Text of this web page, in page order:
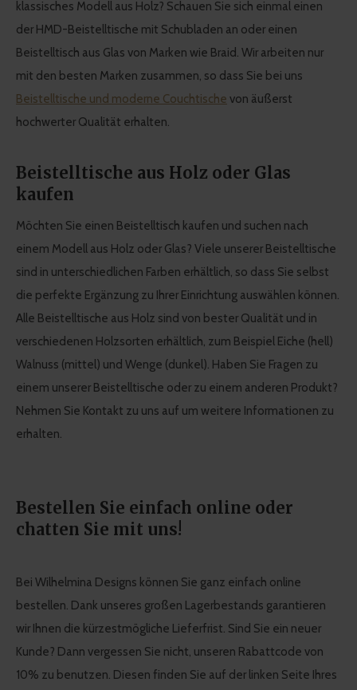
klassisches Modell aus Holz? Schauen Sie sich einmal einen
der HMD-Beistelltische mit Schubladen an oder einen
Beistelltisch aus Glas von Marken wie Braid. Wir arbeiten nur
mit den besten Marken zusammen, so dass Sie bei uns
Beistelltische und moderne Couchtische von äußerst
hochwerter Qualität erhalten.
Beistelltische aus Holz oder Glas
kaufen
Möchten Sie einen Beistelltisch kaufen und suchen nach
einem Modell aus Holz oder Glas? Viele unserer Beistelltische
sind in unterschiedlichen Farben erhältlich, so dass Sie selbst
die perfekte Ergänzung zu Ihrer Einrichtung auswählen können.
Alle Beistelltische aus Holz sind von bester Qualität und in
verschiedenen Holzsorten erhältlich, zum Beispiel Eiche (hell)
Walnuss (mittel) und Wenge (dunkel). Haben Sie Fragen zu
einem unserer Beistelltische oder zu einem anderen Produkt?
Nehmen Sie Kontakt zu uns auf um weitere Informationen zu
erhalten.
Bestellen Sie einfach online oder
chatten Sie mit uns!
Bei Wilhelmina Designs können Sie ganz einfach online
bestellen. Dank unseres großen Lagerbestands garantieren
wir Ihnen die kürzestmögliche Lieferfrist. Sind Sie ein neuer
Kunde? Dann vergessen Sie nicht, unseren Rabattcode von
10% zu benutzen. Diesen finden Sie auf der linken Seite Ihres